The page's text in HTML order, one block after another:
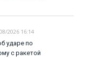
2026 16:14
ударе по
с ракетой